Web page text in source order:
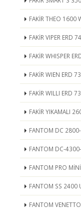
FAKİR THEO 1600
FAKİR VIPER ERD
FAKİR WHISPER
FAKİR WIEN ERD
FAKİR WILLI ERD
FAKİR YIKAMALI
FANTOM DC
FANTOM DC-
FANTOM PRO
FANTOM SS 2400
FANTOM